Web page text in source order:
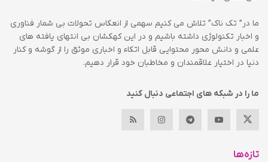
ما در” تک ناک” تلاش می کنیم سهمی از انعکاس تحولات بی شمار فناوری
و اخبار تکنولوژی داشته باشیم و در این کهکشان بی انتهای یافته های
علمی و دانش محور محتوایی قابل اتکاء و اخباری موثق را از گوشه و کنار
دنیا در اختیار علاقمندان و مخاطبان خود قرار دهیم.
ما را در شبکه های اجتماعی دنبال کنید
تازه‌ها